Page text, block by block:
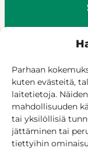
Parhaan
kuten evästeitä,
laitetietoja.
mahdollisuuden
tai yksilöllisiä
jättäminen tai
tiettyihin